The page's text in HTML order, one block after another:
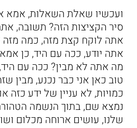
ועכשיו שאלת השאלות, אמא
סיר הקציצות הזה? תשובה,
אתה לוקח קצת מזה, כמה מזה
אתה יודע, ככה עם היד, כן
מה אתה לא מבין? ככה עם
טוב כאן אני כבר נכנע, מבין
כמויות, לא עניין של ידע כזה
נמצא שם, בתוך הנשמה
שלנו, עושים ארוחה מכלום